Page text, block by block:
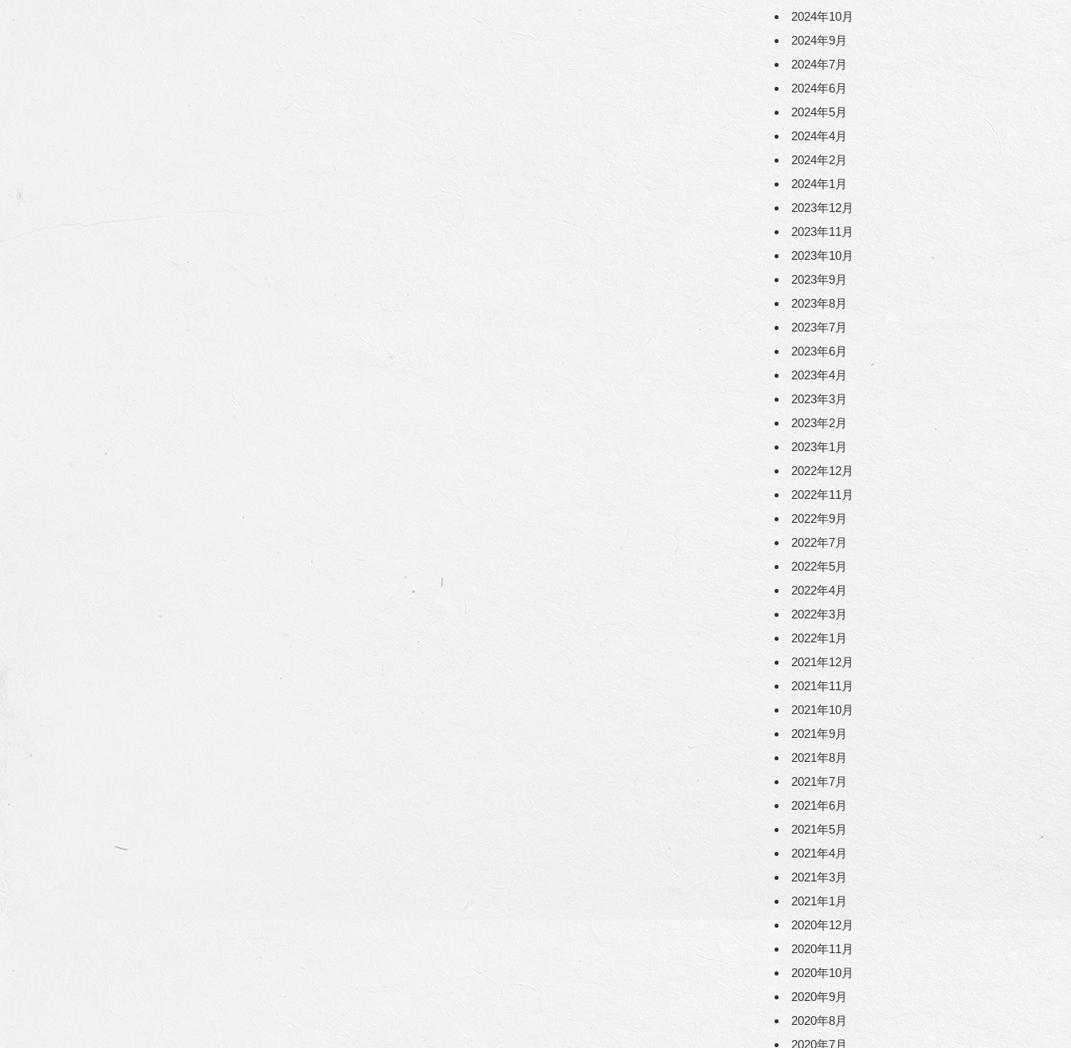
2024年10月
2024年9月
2024年7月
2024年6月
2024年5月
2024年4月
2024年2月
2024年1月
2023年12月
2023年11月
2023年10月
2023年9月
2023年8月
2023年7月
2023年6月
2023年4月
2023年3月
2023年2月
2023年1月
2022年12月
2022年11月
2022年9月
2022年7月
2022年5月
2022年4月
2022年3月
2022年1月
2021年12月
2021年11月
2021年10月
2021年9月
2021年8月
2021年7月
2021年6月
2021年5月
2021年4月
2021年3月
2021年1月
2020年12月
2020年11月
2020年10月
2020年9月
2020年8月
2020年7月